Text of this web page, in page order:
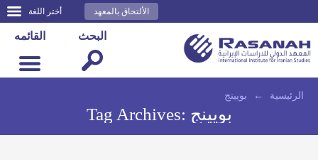
أختر اللغة الألتحاق بالمعهد
القائمه البحث
الرئيسية ← بويينج
Tag Archives: بويينج